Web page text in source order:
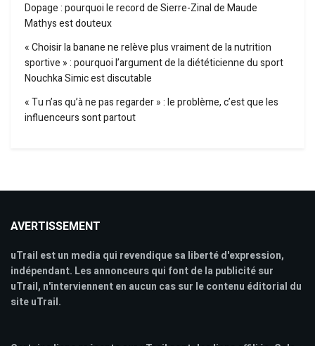
Dopage : pourquoi le record de Sierre-Zinal de Maude
Mathys est douteux
« Choisir la banane ne relève plus vraiment de la nutrition
sportive » : pourquoi l’argument de la diététicienne du sport
Nouchka Simic est discutable
« Tu n’as qu’à ne pas regarder » : le problème, c’est que les
influenceurs sont partout
AVERTISSEMENT
uTrail est un media qui revendique sa liberté d'expression,
indépendant. Les annonceurs qui font de la publicité sur
uTrail, n'interviennent en aucun cas sur le contenu éditorial du
site uTrail.